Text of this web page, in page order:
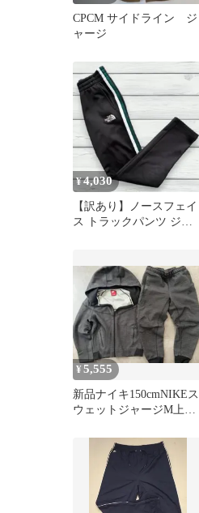
CPCM サイドライン ジ
ャージ
¥4,030
【訳あり】ノースフェイ
ス トラックパンツ ジャ
¥5,555
新品ナイキ150cmNIKEス
ウェットジャージM上下